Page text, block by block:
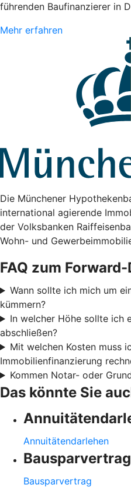
führenden Baufinanzierer in
Mehr erfahren
Die Münchener
international agierende
der Volksbanken
Wohn- und
FAQ zum
Wann sollte ich mich um
kümmern?
In welcher Höhe sollte ich
abschließen?
Mit welchen Kosten muss
Immobilienfinanzierung
Kommen Notar- oder
Das könnte Sie
Annuitätendarlehen
Bausparvertrag
Bausparvertrag